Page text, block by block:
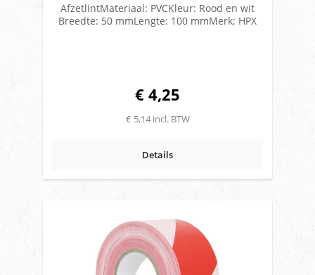
AfzetlintMateriaal: PVCKleur: Rood en wit
Breedte: 50 mmLengte: 100 mmMerk: HPX
€ 4,25
€ 5,14 incl. BTW
Details